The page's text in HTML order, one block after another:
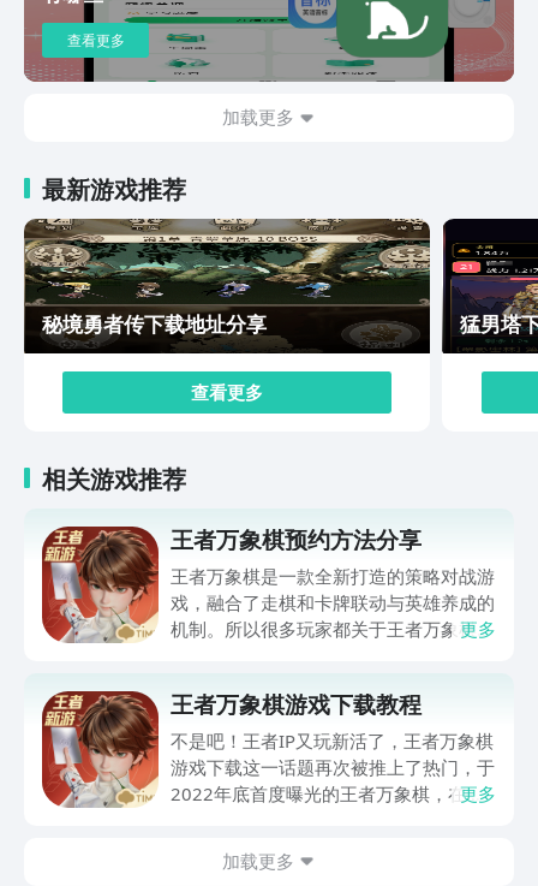
种不同的玩法模式可以让玩家选择，首先就是最基础的经
典模式，主打8人竞技，会在20~30分钟内结束一局战
斗，新手可以先从这个模式开始，掌握关于角色的搭配和
阵容组建，等有了一定的能力之后，就可以在对战过程中
开启百人混战，整体的流程会更简化，玩家将会在更短的
角色，利用不同阵容之间的对抗打出高额伤害，游戏针对
不同的回合还会设置拍卖玩法，玩家可以在游戏里多去收
集特定的资源，争取在拍卖过程中让自己获得高阶卡，继
续提升英雄能力。
查看更多
加载更多
最新游戏推荐
秘境勇者传下载地址分享
查看更多
猛男塔
相关游戏推荐
王者万象棋预约方法分享
王者万象棋是一款全新打造的策略对战游
戏，融合了走棋和卡牌联动与英雄养成的
机制。所以很多玩家都关于王者万象棋预
折轻操作和重策略为核心的游戏一定能够
吸引玩家的关注，接下来就跟随着小编的
脚步一起来了解一下吧！
更多
王者万象棋游戏下载教程
不是吧！王者IP又玩新活了，王者万象棋
游戏下载这一话题再次被推上了热门，于
2022年底首度曝光的王者万象棋，在
家带来怎样的惊喜呢？目前《王者万象
更多
加载更多